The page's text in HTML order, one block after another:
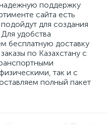
поддержку
сайта есть
для создания
удобства
бесплатную доставку
по Казахстану с
так и с
полный пакет